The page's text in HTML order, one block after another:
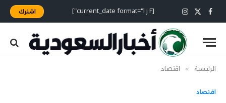
فيسبوك
X
(Twitter)
الانستغرام [current_date format="l j F"] اشترك
الرئيسية » اقتصاد
اقتصاد